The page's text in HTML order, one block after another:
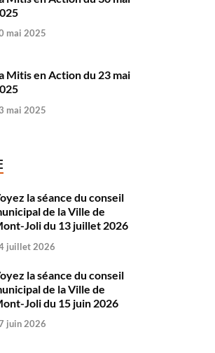
mai 2025
Mitis en Action du 23 mai
mai 2025
la séance du conseil
de la Ville de
Joli du 13 juillet 2026
juillet 2026
la séance du conseil
de la Ville de
Joli du 15 juin 2026
juin 2026